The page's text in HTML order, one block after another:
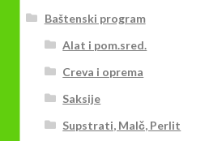
Baštenski program
Alat i pom.sred.
Creva i oprema
Saksije
Supstrati, Malč, Perlit